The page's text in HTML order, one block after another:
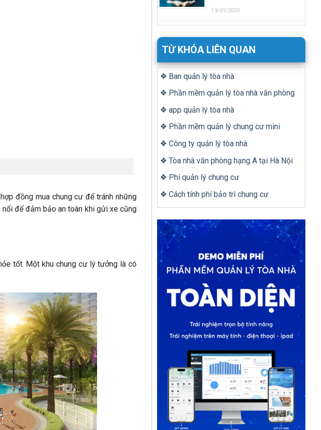
đồng mua chung cư để tránh những
nổi để đảm bảo an toàn khi gửi xe cũng
tốt. Một khu chung cư lý tưởng là có
13/01/2023
TỪ KHÓA LIÊN QUAN
❖ Ban quản lý tòa nhà
❖ Phần mềm quản lý tòa nhà văn phòng
❖ app quản lý tòa nhà
❖ Phần mềm quản lý chung cư mini
❖ Công ty quản lý tòa nhà
❖ Tòa nhà văn phòng hạng A tại Hà Nội
❖ Phí quản lý chung cư
❖ Cách tính phí bảo trì chung cư